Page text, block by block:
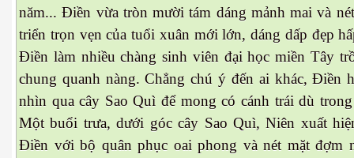
năm... Điền vừa tròn mười tám dáng mảnh mai và
triển trọn vẹn của tuổi xuân mới lớn, dáng dấp đẹp
Điền làm nhiều chàng sinh viên đại học miền Tây
chung quanh nàng. Chẳng chú ý đến ai khác, Điền
nhìn qua cây Sao Quì để mong có cánh trái dù
Một buổi trưa, dưới góc cây Sao Quì, Niên xuất
Điền với bộ quân phục oai phong và nét mặt đợm
Cửu Long